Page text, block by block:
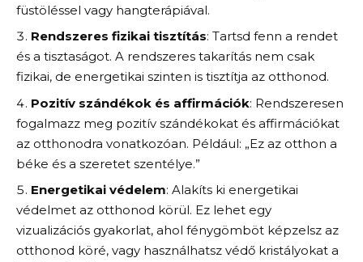
füstöléssel vagy hangterápiával.
Rendszeres fizikai tisztítás: Tartsd fenn a rendet
és a tisztaságot. A rendszeres takarítás nem csak
fizikai, de energetikai szinten is tisztítja az otthonod.
Pozitív szándékok és affirmációk: Rendszeresen
fogalmazz meg pozitív szándékokat és affirmációkat
az otthonodra vonatkozóan. Például: „Ez az otthon a
béke és a szeretet szentélye.”
Energetikai védelem: Alakíts ki energetikai
védelmet az otthonod körül. Ez lehet egy
vizualizációs gyakorlat, ahol fénygömböt képzelsz az
otthonod köré, vagy használhatsz védő kristályokat a